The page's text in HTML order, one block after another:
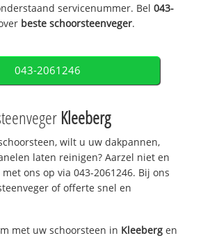
servicenummer. Bel043-
beste schoorsteenveger.
043-2061246
Kleeberg
wilt u uw dakpannen,
laten reinigen? Aarzel niet en
ons op via 043-2061246. Bij ons
of offerte snel en
met uw schoorsteen in Kleeberg en